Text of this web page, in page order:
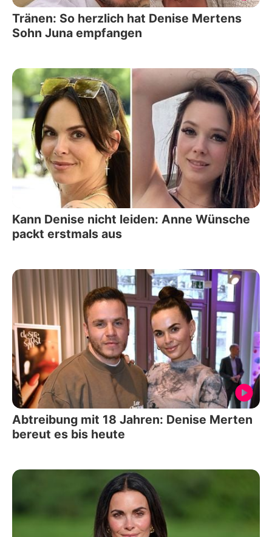
Tränen: So herzlich hat Denise Mertens
Sohn Juna empfangen
Kann Denise nicht leiden: Anne Wünsche
packt erstmals aus
Abtreibung mit 18 Jahren: Denise Merten
bereut es bis heute